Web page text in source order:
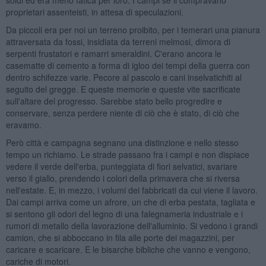
proprietari assenteisti, in attesa di speculazioni.
Da piccoli era per noi un terreno proibito, per i temerari una pianura
attraversata da fossi, insidiata da terreni melmosi, dimora di
serpenti frustatori e ramarri smeraldini. C'erano ancora le
casematte di cemento a forma di igloo dei tempi della guerra con
dentro schifezze varie. Pecore al pascolo e cani inselvatichiti al
seguito del gregge. E queste memorie e queste vite sacrificate
sull'altare del progresso. Sarebbe stato bello progredire e
conservare, senza perdere niente di ciò che è stato, di ciò che
eravamo.
Però città e campagna segnano una distinzione e nello stesso
tempo un richiamo. Le strade passano fra i campi e non dispiace
vedere il verde dell'erba, punteggiata di fiori selvatici, svariare
verso il giallo, prendendo i colori della primavera che si riversa
nell'estate. E, in mezzo, i volumi dei fabbricati da cui viene il lavoro.
Dai campi arriva come un afrore, un che di erba pestata, tagliata e
si sentono gli odori del legno di una falegnameria industriale e i
rumori di metallo della lavorazione dell'alluminio. Si vedono i grandi
camion, che si abboccano in fila alle porte dei magazzini, per
caricare e scaricare. E le bisarche bibliche che vanno e vengono,
cariche di motori.